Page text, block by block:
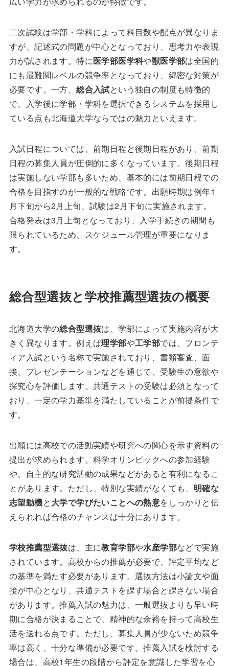
二次試験は学部・学科によって科目数や配点が異なりま
すが、記述式の問題が中心となっており、思考力や表現
力が試されます。特に医学部医学科や獣医学部は全国的
にも最難関レベルの競争率となっており、綿密な対策が
必要です。一方、総合入試という独自の制度も特徴的
で、入学後に学部・学科を選択できるシステムを採用し
ている点も北海道大学ならではの魅力といえます。
入試日程については、前期日程と後期日程があり、前期
日程の募集人員が圧倒的に多くなっています。後期日程
は実施しない学部も多いため、基本的には前期日程での
合格を目指すのが一般的な戦略です。出願時期は例年1
月下旬から2月上旬、試験は2月下旬に実施されます。
合格発表は3月上旬となっており、入学手続きの期間も
限られているため、スケジュール管理が重要になりま
す。
総合型選抜と学校推薦型選抜の概要
北海道大学の総合型選抜は、学部によって実施内容が大
きく異なります。例えば理学部や工学部では、フロンテ
ィア入試という名称で実施されており、書類審査、面
接、プレゼンテーションなどを通じて、受験生の意欲や
探究心を評価します。共通テストの受験は必須となって
おり、一定の学力基準を満たしていることが前提条件で
す。
出願には高校での活動実績や研究への関心を示す資料の
提出が求められます。科学オリンピックへの参加経験
や、自主的な研究活動の成果などがあると有利になるこ
とがあります。ただし、特別な実績がなくても、 明確な
志望動機と大学で学びたいことへの熱意をしっかりと伝
えられれば合格のチャンスは十分にあります。
学校推薦型選抜は、主に教育学部や水産学部などで実施
されています。高校からの推薦が必要で、評定平均など
の基準を満たす必要があります。選抜方法は小論文や面
接が中心となり、共通テストを課す場合と課さない場合
があります。推薦入試の魅力は、一般選抜よりも早い時
期に合格が決まることで、精神的な余裕を持って高校生
活を送れる点です。ただし、募集人員が少ないため競争
率は高く、十分な準備が必要です。推薦入試を検討する
場合は、高校1年生の段階から評定を意識した学習を心